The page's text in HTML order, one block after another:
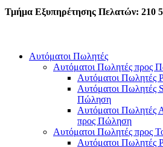
Τμήμα Εξυπηρέτησης Πελατών: 210
Αυτόματοι Πωλητές
Αυτόματοι Πωλητές προς
Αυτόματοι Πωλητές
Αυτόματοι Πωλητές
Πώληση
Αυτόματοι Πωλητές
προς Πώληση
Αυτόματοι Πωλητές προς
Αυτόματοι Πωλητές